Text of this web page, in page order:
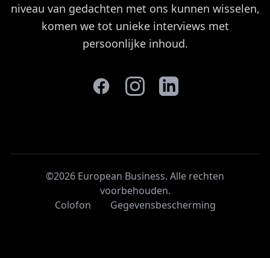
niveau van gedachten met ons kunnen wisselen,
komen we tot unieke interviews met
persoonlijke inhoud.
©2026 European Business. Alle rechten
voorbehouden.
Colofon
Gegevensbescherming